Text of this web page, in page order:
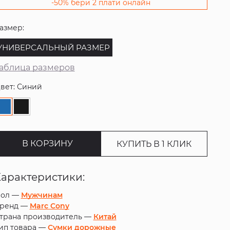
-50% бери 2 плати онлайн
РАЗМЕР
размеров
Синий
В КОРЗИНУ КУПИТЬ В 1 КЛИК
— Мужчинам
— Marc Cony
производитель — Китай
товара — Сумки дорожные